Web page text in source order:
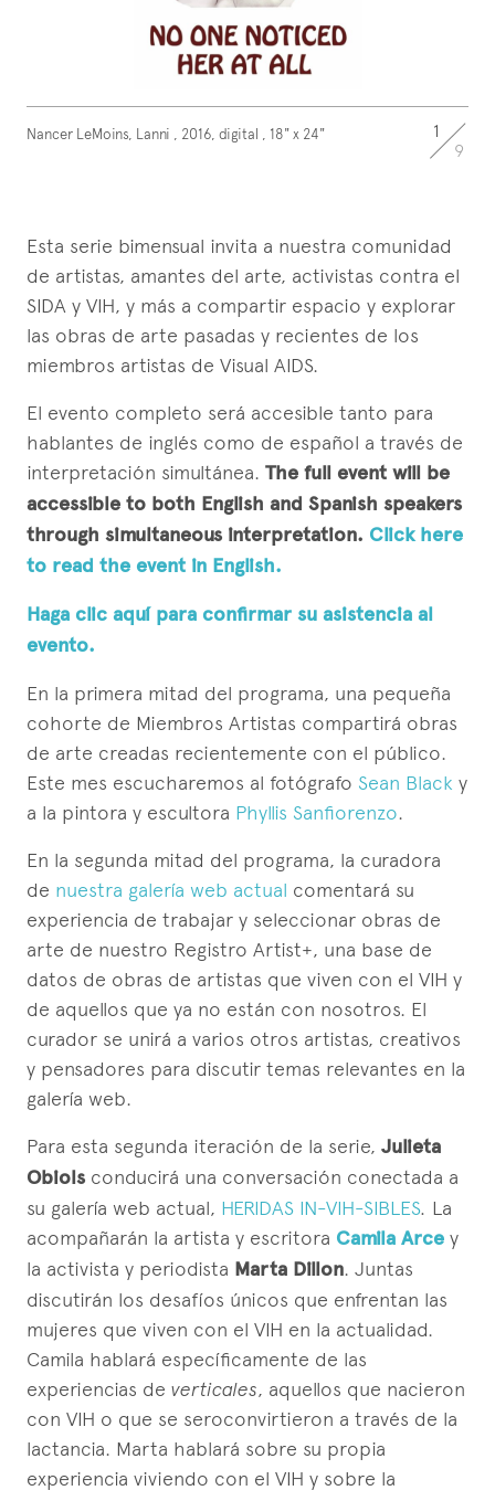
Nancer LeMoins, Lanni , 2016, digital , 18" x 24"
1
9
Esta serie bimensual invita a nuestra comunidad
de artistas, amantes del arte, activistas contra el
SIDA y VIH, y más a compartir espacio y explorar
las obras de arte pasadas y recientes de los
miembros artistas de Visual AIDS.
El evento completo será accesible tanto para
hablantes de inglés como de español a través de
interpretación simultánea. The full event will be
accessible to both English and Spanish speakers
through simultaneous interpretation. Click here
to read the event in English.
Haga clic aquí para confirmar su asistencia al
evento.
En la primera mitad del programa, una pequeña
cohorte de Miembros Artistas compartirá obras
de arte creadas recientemente con el público.
Este mes escucharemos al fotógrafo Sean Black y
a la pintora y escultora Phyllis Sanfiorenzo.
En la segunda mitad del programa, la curadora
de nuestra galería web actual comentará su
experiencia de trabajar y seleccionar obras de
arte de nuestro Registro Artist+, una base de
datos de obras de artistas que viven con el VIH y
de aquellos que ya no están con nosotros. El
curador se unirá a varios otros artistas, creativos
y pensadores para discutir temas relevantes en la
galería web.
Para esta segunda iteración de la serie, Julieta
Obiols conducirá una conversación conectada a
su galería web actual, HERIDAS IN-VIH-SIBLES. La
acompañarán la artista y escritora Camila Arce y
la activista y periodista Marta Dillon. Juntas
discutirán los desafíos únicos que enfrentan las
mujeres que viven con el VIH en la actualidad.
Camila hablará específicamente de las
experiencias de verticales, aquellos que nacieron
con VIH o que se seroconvirtieron a través de la
lactancia. Marta hablará sobre su propia
experiencia viviendo con el VIH y sobre la